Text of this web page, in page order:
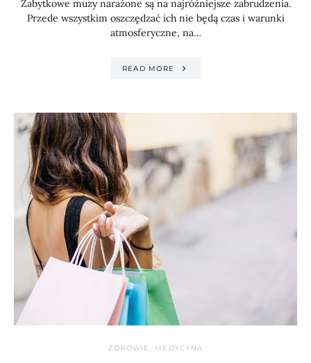
Zabytkowe muzy narażone są na najróżniejsze zabrudzenia.
Przede wszystkim oszczędzać ich nie będą czas i warunki
atmosferyczne, na…
READ MORE
ZDROWIE, MEDYCYNA